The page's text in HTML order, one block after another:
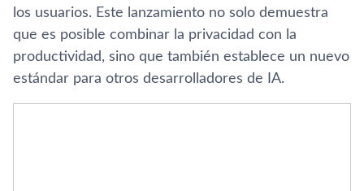
los usuarios. Este lanzamiento no solo demuestra
que es posible combinar la privacidad con la
productividad, sino que también establece un nuevo
estándar para otros desarrolladores de IA.